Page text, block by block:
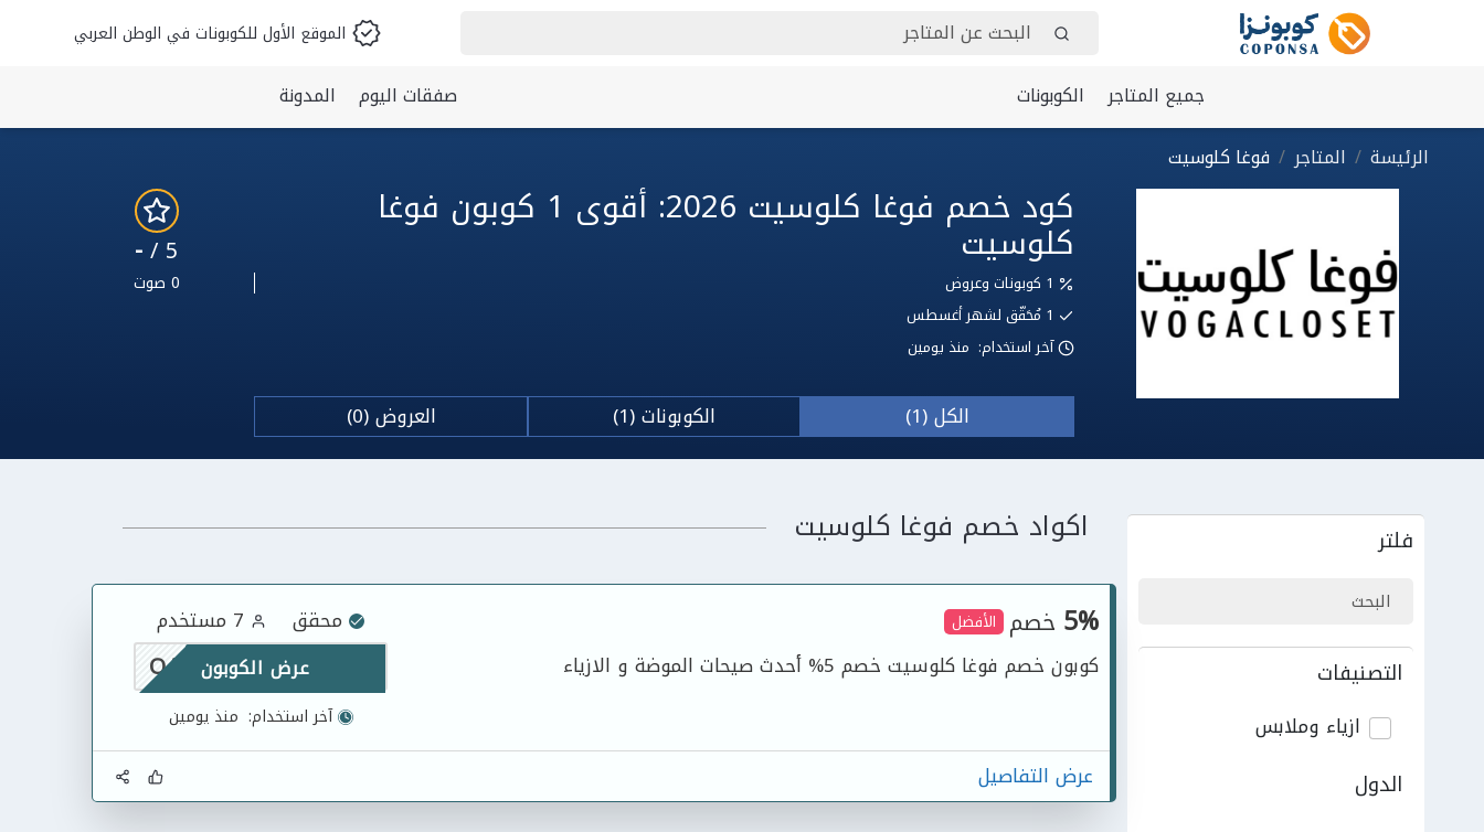
الموقع الأول للكوبونات في الوطن العربي
جميع المتاجر الكوبونات صفقات اليوم
المدونة
الرئيسة
المتاجر فوغا كلوسيت
كود خصم فوغا كلوسيت 2026: أقوى 1 كوبون فوغا
كلوسيت
مُحَقّق لشهر أغسطس
آخر استخدام: منذ يومين
الكل (1) الكوبونات (1) العروض (0)
5 /
-
0 صوت
فلتر
التصنيفات
ازياء وملابس
الدول
اكواد خصم فوغا كلوسيت
5% خصم الأفضل محقق
كوبون خصم فوغا كلوسيت خصم 5% أحدث صيحات الموضة و الازياء
OA0 عرض الكوبون
آخر استخدام: منذ يومين
عرض التفاصيل